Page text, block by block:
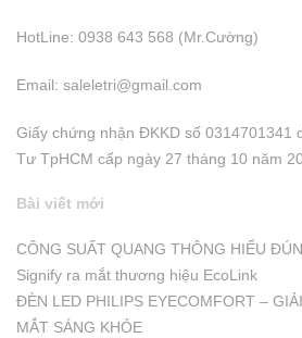
HotLine: 0938 643 568 (Mr.Cường)
Email: saleletri@gmail.com
Giấy chứng nhận ĐKKD số 0314701341
Tư TpHCM cấp ngày 27 tháng 10 năm
Bài viết mới
CÔNG SUẤT QUANG THÔNG HIỂU
Signify ra mắt thương hiệu EcoLink
ĐÈN LED PHILIPS EYECOMFORT –
MẮT SÁNG KHỎE